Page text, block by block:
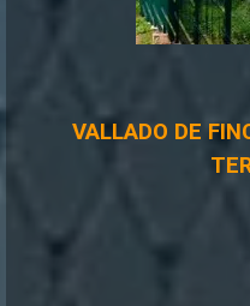
VALLADO DE